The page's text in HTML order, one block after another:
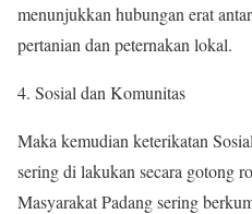
menunjukkan hubungan erat
pertanian dan peternakan lokal.
4. Sosial dan Komunitas
Maka kemudian keterikatan
sering di lakukan secara gotong
Masyarakat Padang sering